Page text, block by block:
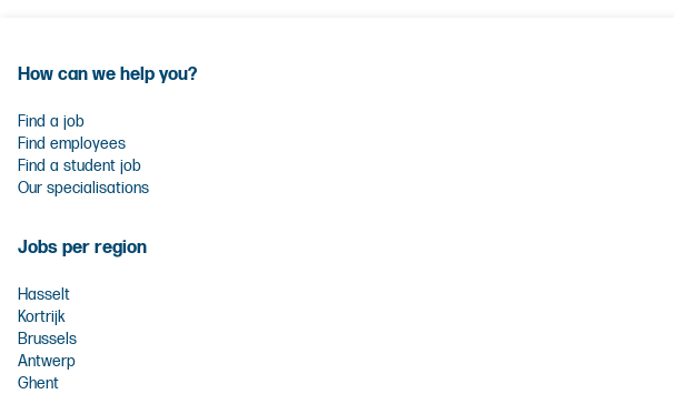
How can we help you?
Find a job
Find employees
Find a student job
Our specialisations
Jobs per region
Hasselt
Kortrijk
Brussels
Antwerp
Ghent